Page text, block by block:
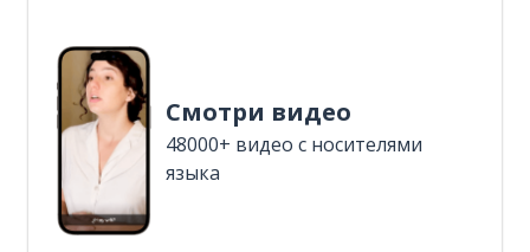
Смотри видео
48000+ видео с носителями
языка